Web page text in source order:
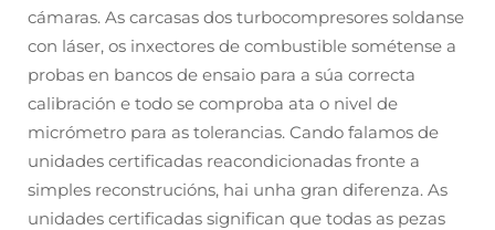
cámaras. As carcasas dos turbocompresores soldanse
con láser, os inxectores de combustible sométense a
probas en bancos de ensaio para a súa correcta
calibración e todo se comproba ata o nivel de
micrómetro para as tolerancias. Cando falamos de
unidades certificadas reacondicionadas fronte a
simples reconstrucións, hai unha gran diferenza. As
unidades certificadas significan que todas as pezas